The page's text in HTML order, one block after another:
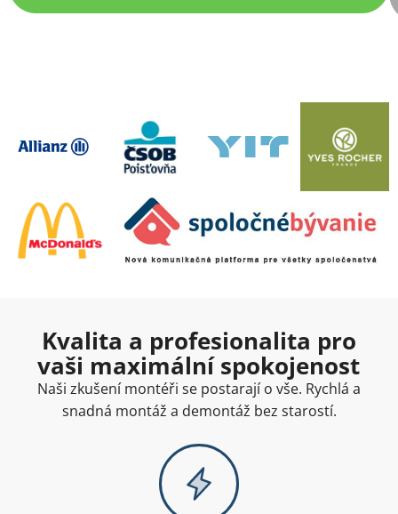
Kvalita a profesionalita pro
vaši maximální spokojenost
Naši zkušení montéři se postarají o vše. Rychlá a
snadná montáž a demontáž bez starostí.